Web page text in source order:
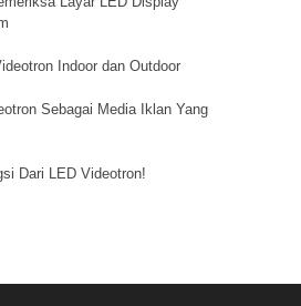
Indoor dan Outdoor
Sebagai Media Iklan Yang
Dari LED Videotron!